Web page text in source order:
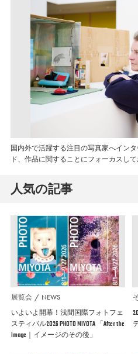
国内外で活躍する注目の写真家へイン
ド、作品に関することにフォーカスして
人気の記事
展覧会 NEWS
いよいよ開幕！浅間国際フォトフェ
スティバル2026 PHOTO MIYOTA 「After the
Image｜イメージのその後」